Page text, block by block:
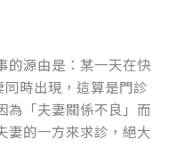
的源由是：某一天在快
時出現，這算是門診
為「夫妻關係不良」而
妻的一方來求診，絕大